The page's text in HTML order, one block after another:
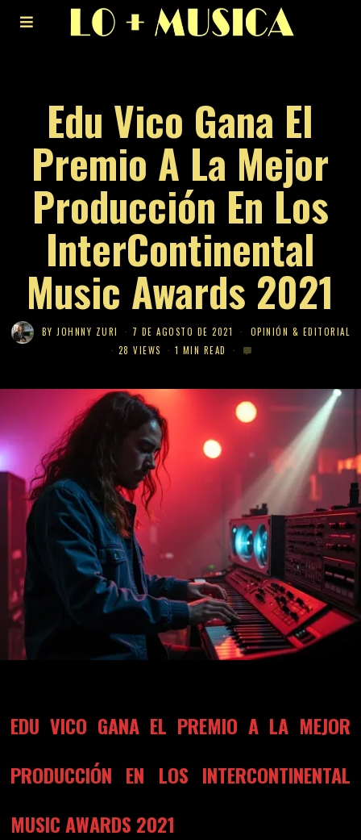
Edu Vico Gana El
Premio A La Mejor
Producción En Los
InterContinental
Music Awards 2021
BYJOHNNY ZURI 7 DE AGOSTO DE 2021
OPINIÓN & EDITORIAL
28 VIEWS
1 MIN READ
EDU VICO GANA EL PREMIO A LA MEJOR
PRODUCCIÓN EN LOS INTERCONTINENTAL
MUSIC AWARDS 2021